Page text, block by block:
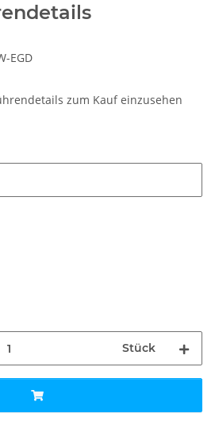
EGD
zum Kauf einzusehen
Stück